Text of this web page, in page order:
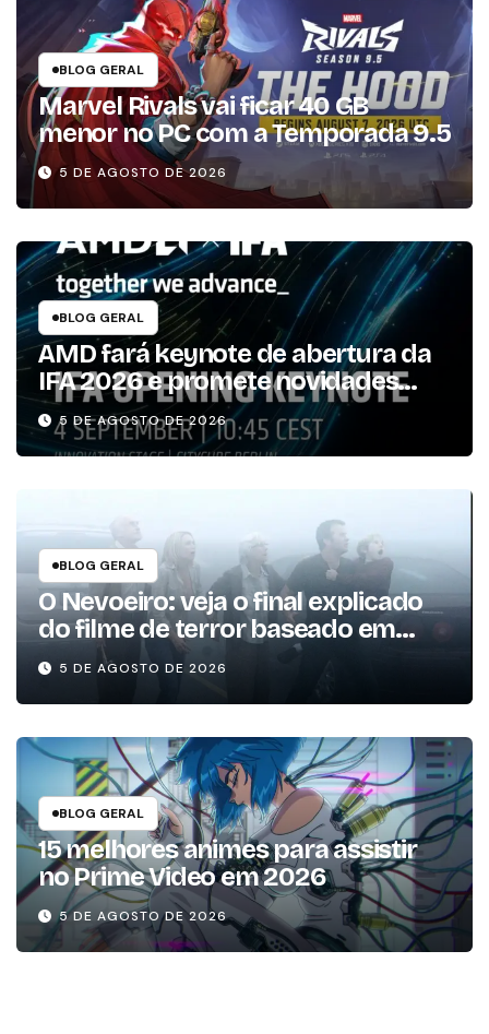
BLOG GERAL
Marvel Rivals vai ficar 40 GB
menor no PC com a Temporada 9.5
5 DE AGOSTO DE 2026
BLOG GERAL
AMD fará keynote de abertura da
IFA 2026 e promete novidades
para os consumidores
5 DE AGOSTO DE 2026
BLOG GERAL
O Nevoeiro: veja o final explicado
do filme de terror baseado em
Stephen King
5 DE AGOSTO DE 2026
BLOG GERAL
15 melhores animes para assistir
no Prime Video em 2026
5 DE AGOSTO DE 2026